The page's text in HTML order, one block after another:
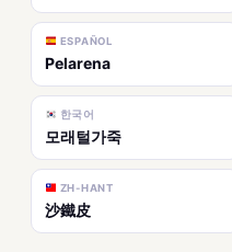
ESPAÑOL
Pelarena
한국어
모래털가죽
ZH-HANT
沙鐵皮